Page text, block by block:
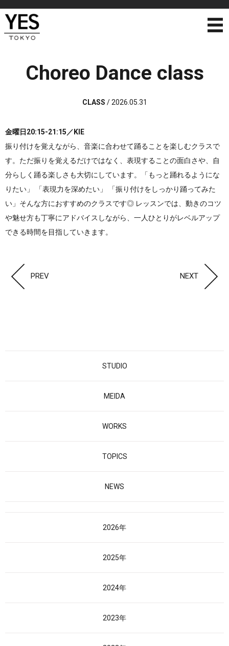
Choreo Dance class
CLASS /2026.05.31
金曜日20:15-21:15 ／KIE
振り付けを覚えながら、音楽に合わせて踊ることを楽しむクラスで
す。 ただ振りを覚えるだけではなく、表現することの面白さや、
自
分らしく踊る楽しさ も大切にしています。
「もっと踊れるようにな
りたい」 「表現力を深めたい」 「振り付けをしっかり踊ってみた
い」 そんな方におすすめのクラスです◎ レッスンでは、動きのコツ
や魅せ方も丁寧にアドバイスしながら、一人ひとりがレベルアップ
できる時間を目指していきます。
PREV NEXT
STUDIO
MEIDA
WORKS
TOPICS
NEWS
2026年
2025年
2024年
2023年